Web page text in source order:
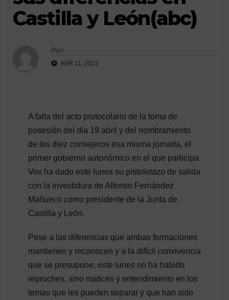
Castilla y León(abc)
Por
ABR 11, 2022
A falta del acto protocolario de la toma de
posesión del día 19 abril y del nombramiento
de los diez consejeros esa misma jornada, el
primer gobierno autonómico en el que participa
Vox ha dado este lunes su pistoletazo de salida
con la investidura de Alfonso Fernández
Mañueco como presidente de la Junta de
Castilla y León.
Pese a las diferencias que ambas formaciones
mantienen y reconocen y a la difícil convivencia
que se presupone, este lunes no ha habido
reproches, sino matices y entendimiento en los
temas que les pueden separar y que han sido